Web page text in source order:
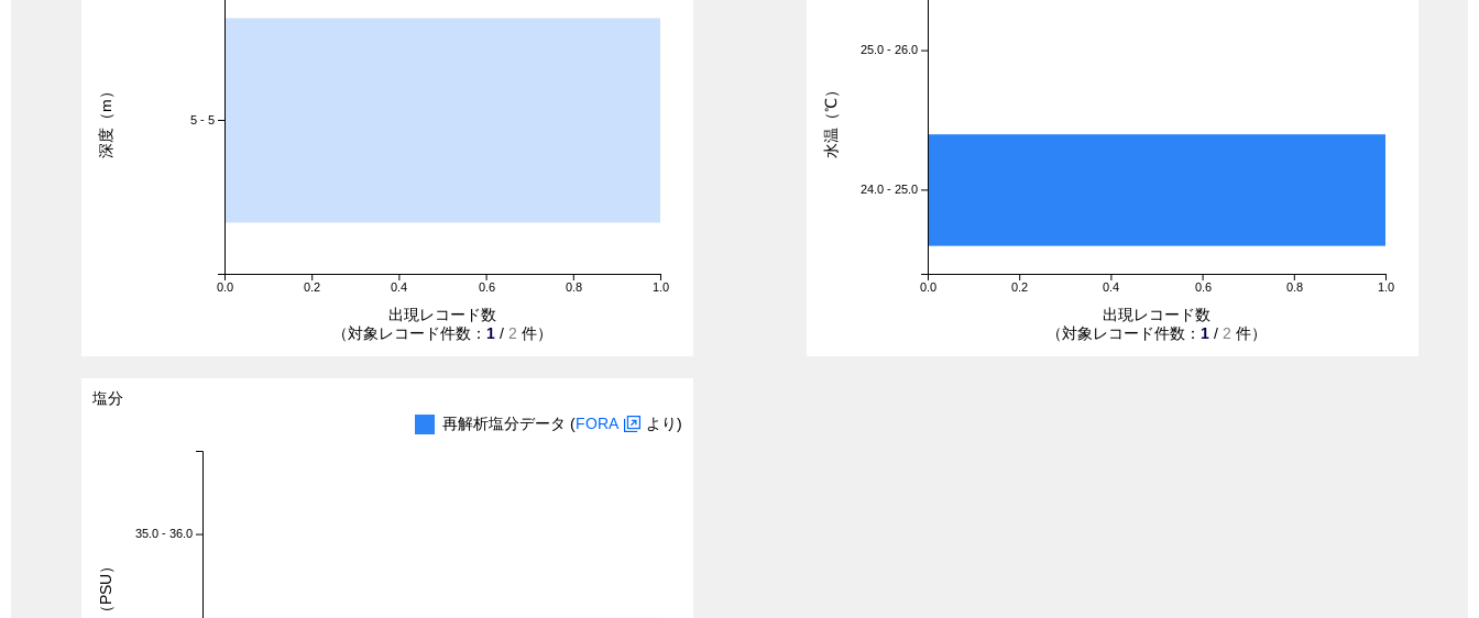
0.0 0.2 0.4 0.6 0.8 1.0
5 - 5
出現レコード数
（対象レコード件数： 1 / 2 件）
深度（m）
0.0 0.2 0.4 0.6 0.8 1.0
25.0 - 26.0
24.0 - 25.0
出現レコード数
（対象レコード件数： 1 / 2 件）
水温（℃）
塩分
再解析塩分データ (FORA より)
35.0 - 36.0